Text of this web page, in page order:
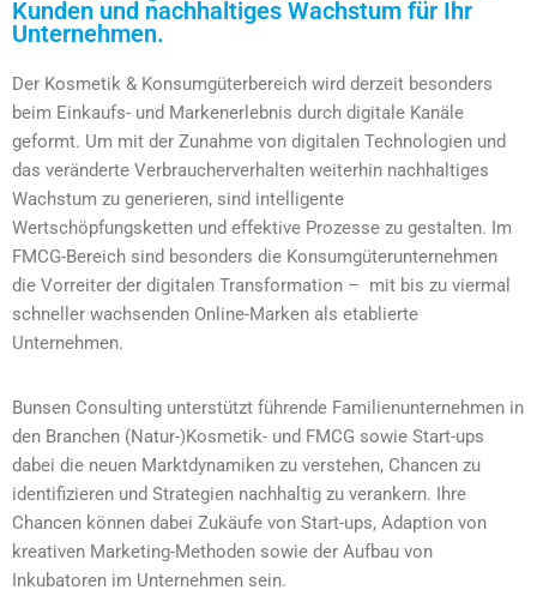
Kunden und nachhaltiges Wachstum für Ihr
Unternehmen.
Der Kosmetik & Konsumgüterbereich wird derzeit besonders
beim Einkaufs- und Markenerlebnis durch digitale Kanäle
geformt. Um mit der Zunahme von digitalen Technologien und
das veränderte Verbraucherverhalten weiterhin nachhaltiges
Wachstum zu generieren, sind intelligente
Wertschöpfungsketten und effektive Prozesse zu gestalten. Im
FMCG-Bereich sind besonders die Konsumgüterunternehmen
die Vorreiter der digitalen Transformation – mit bis zu viermal
schneller wachsenden Online-Marken als etablierte
Unternehmen.
Bunsen Consulting unterstützt führende Familienunternehmen in
den Branchen (Natur-)Kosmetik- und FMCG sowie Start-ups
dabei die neuen Marktdynamiken zu verstehen, Chancen zu
identifizieren und Strategien nachhaltig zu verankern. Ihre
Chancen können dabei Zukäufe von Start-ups, Adaption von
kreativen Marketing-Methoden sowie der Aufbau von
Inkubatoren im Unternehmen sein.